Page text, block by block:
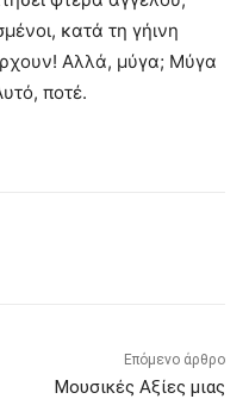
κατά τη γήινη
Αλλά, μύγα; Μύγα
ποτέ.
Επόμενο άρθρο
Μουσικές Αξίες μιας